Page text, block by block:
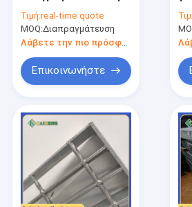
ραφιών
Τιμή:real-time quote
MOQ:Διαπραγμάτευση
Λάβετε την πιο πρόσφατη τιμή
Επικοινωνήστε